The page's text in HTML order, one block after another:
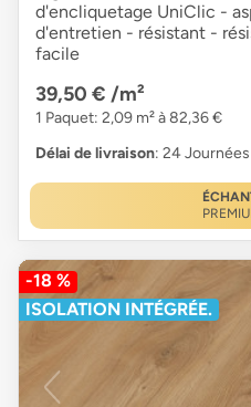
d'encliquetage UniClic -
d'entretien - résistant -
facile
39,50 € /m²
1 Paquet: 2,09 m² à 82,36 €
Délai de livraison: 24 Journées
-18 %
ISOLATION INTÉGRÉE.